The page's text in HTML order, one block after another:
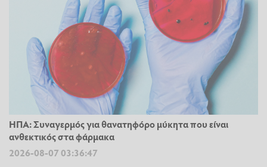
ΗΠΑ: Συναγερμός για θανατηφόρο μύκητα που είναι
ανθεκτικός στα φάρμακα
2026-08-07 03:36:47